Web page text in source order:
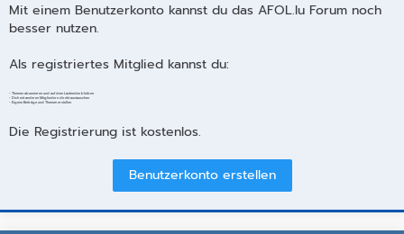
Mit einem Benutzerkonto kannst du das AFOL.lu Forum noch
besser nutzen.
Als registriertes Mitglied kannst du:
- Themen abonnieren und auf dem Laufenden bleiben
- Dich mit anderen Mitgliedern direkt austauschen
- Eigene Beiträge und Themen erstellen
Die Registrierung ist kostenlos.
Benutzerkonto erstellen